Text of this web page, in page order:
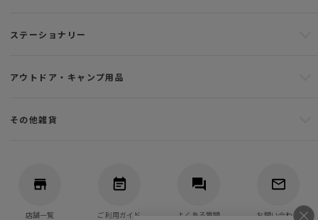
ステーショナリー
アウトドア・キャンプ用品
その他雑貨
店舗一覧 ご利用ガイド よくある質問 お問い合わせ